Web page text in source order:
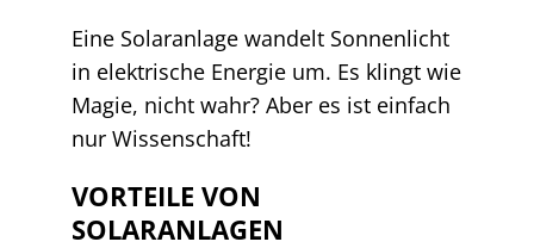
Eine Solaranlage wandelt Sonnenlicht
in elektrische Energie um. Es klingt wie
Magie, nicht wahr? Aber es ist einfach
nur Wissenschaft!
VORTEILE VON
SOLARANLAGEN